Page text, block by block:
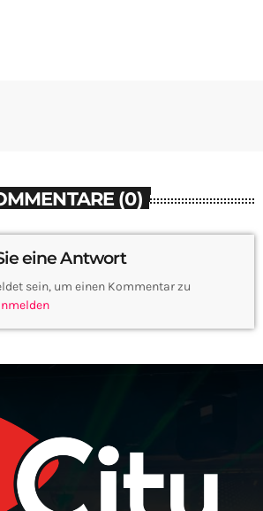
(0)
eine Antwort
sein, um einen Kommentar zu